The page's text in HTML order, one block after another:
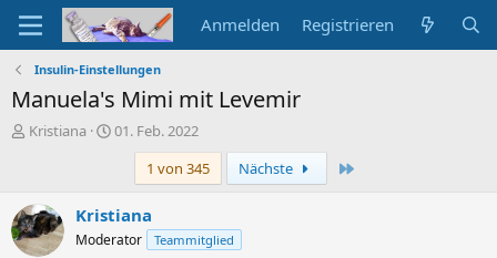
Anmelden Registrieren
Insulin-Einstellungen
Manuela's Mimi mit Levemir
E
e
l
Kristiana
E
e
01. Feb. 2022
1 von 345
Nächste
Kristiana
Moderator Teammitglied